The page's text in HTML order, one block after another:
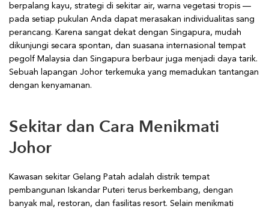
berpalang kayu, strategi di sekitar air, warna vegetasi tropis —
pada setiap pukulan Anda dapat merasakan individualitas sang
perancang. Karena sangat dekat dengan Singapura, mudah
dikunjungi secara spontan, dan suasana internasional tempat
pegolf Malaysia dan Singapura berbaur juga menjadi daya tarik.
Sebuah lapangan Johor terkemuka yang memadukan tantangan
dengan kenyamanan.
Sekitar dan Cara Menikmati
Johor
Kawasan sekitar Gelang Patah adalah distrik tempat
pembangunan Iskandar Puteri terus berkembang, dengan
banyak mal, restoran, dan fasilitas resort. Selain menikmati